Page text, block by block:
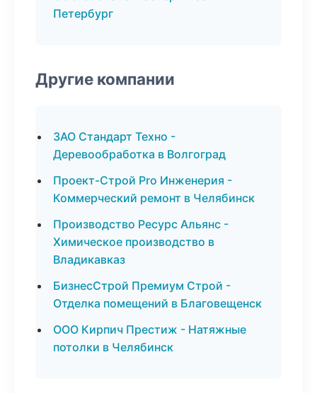
Петербург
Другие компании
ЗАО Стандарт Техно -
Деревообработка в Волгоград
Проект-Строй Pro Инженерия -
Коммерческий ремонт в Челябинск
Производство Ресурс Альянс -
Химическое производство в
Владикавказ
БизнесСтрой Премиум Строй -
Отделка помещений в Благовещенск
ООО Кирпич Престиж - Натяжные
потолки в Челябинск